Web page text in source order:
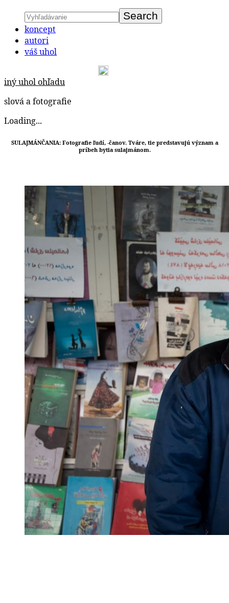
koncept
autori
váš uhol
iný uhol ohľadu
slová a fotografie
Loading...
SULAJMÁNČANIA:Fotografie ľudí, -čanov. Tváre, tie predstavujú význam a
príbeh bytia sulajmánom.